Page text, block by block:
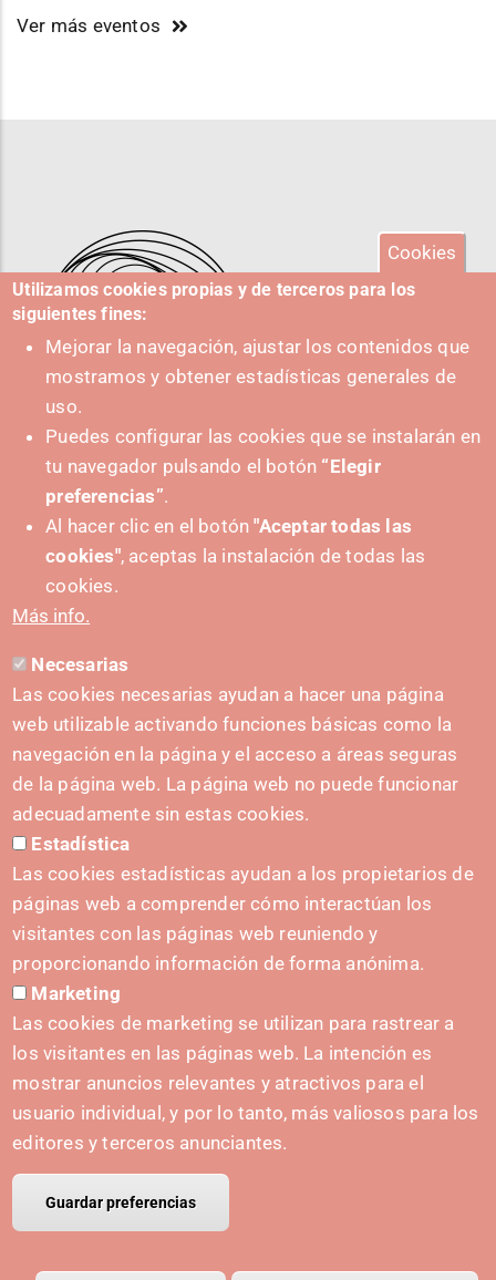
Ver más eventos
IMPULSA
CONTACTO
hola@irisnavarra.com
(+34) 628 23 12 32
C. del Sadar, 31006 Pamplona
Formulario de contacto
Kit de prensa
INICIATIVAS
Navarra Cybersecurity Center
Spain Living Lab
Apoyo al Emprendimiento
Gemelos digitales
© Copyright Polo IRIS.Aviso legal
Cookies
Utilizamos cookies propias y de terceros para los
siguientes fines:
Mejorar la navegación, ajustar los contenidos que
mostramos y obtener estadísticas generales de
uso.
Puedes configurar las cookies que se instalarán en
tu navegador pulsando el botón “Elegir
preferencias”.
Al hacer clic en el botón"Aceptar todas las
cookies", aceptas la instalación de todas las
cookies.
Más info.
Necesarias
Las cookies necesarias ayudan a hacer una página
web utilizable activando funciones básicas como la
navegación en la página y el acceso a áreas seguras
de la página web. La página web no puede funcionar
adecuadamente sin estas cookies.
Estadística
Las cookies estadísticas ayudan a los propietarios de
páginas web a comprender cómo interactúan los
visitantes con las páginas web reuniendo y
proporcionando información de forma anónima.
Marketing
Las cookies de marketing se utilizan para rastrear a
los visitantes en las páginas web. La intención es
mostrar anuncios relevantes y atractivos para el
usuario individual, y por lo tanto, más valiosos para los
editores y terceros anunciantes.
Guardar preferencias